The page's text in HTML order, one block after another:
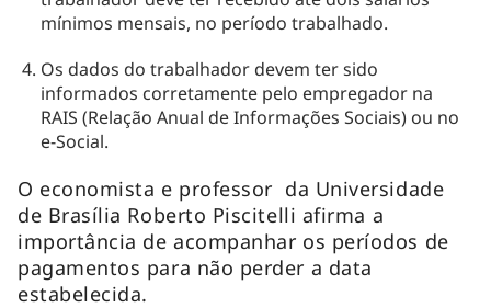
mínimos mensais, no período trabalhado.
Os dados do trabalhador devem ter sido
informados corretamente pelo empregador na
RAIS (Relação Anual de Informações Sociais) ou no
e-Social.
O economista e professor da Universidade
de Brasília Roberto Piscitelli afirma a
importância de acompanhar os períodos de
pagamentos para não perder a data
estabelecida.